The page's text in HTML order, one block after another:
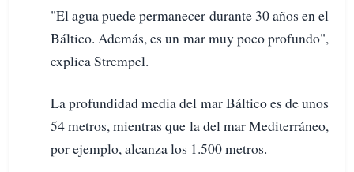
"El agua puede permanecer durante 30 años en el
Báltico. Además, es un mar muy poco profundo",
explica Strempel.
La profundidad media del mar Báltico es de unos
54 metros, mientras que la del mar Mediterráneo,
por ejemplo, alcanza los 1.500 metros.